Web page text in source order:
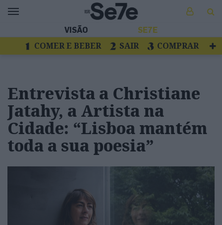
VISÃO SE7E
COMER E BEBER SAIR
COMPRAR
Entrevista a Christiane
Jatahy, a Artista na
Cidade: “Lisboa mantém
toda a sua poesia”